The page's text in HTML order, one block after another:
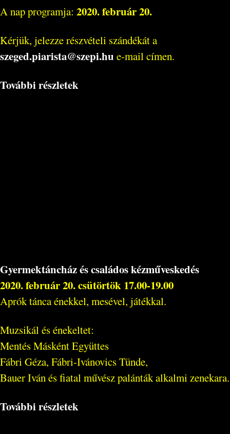
A nap programja: 2020. február 20.
Kérjük, jelezze részvételi szándékát a
szeged.piarista@szepi.hu e-mail címen.
További részletek
Gyermektáncház és családos kézműveskedés
2020. február 20. csütörtök 17.00-19.00
Aprók tánca énekkel, mesével, játékkal.
Muzsikál és énekeltet:
Mentés Másként Együttes
Fábri Géza, Fábri-Ivánovics Tünde,
Bauer Iván és fiatal művész palánták alkalmi zenekara.
További részletek